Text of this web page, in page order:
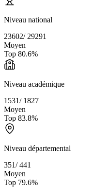
Niveau national
23602/ 29291
Moyen
Top 80.6%
Niveau académique
1531/ 1827
Moyen
Top 83.8%
Niveau départemental
351/441
Moyen
Top 79.6%